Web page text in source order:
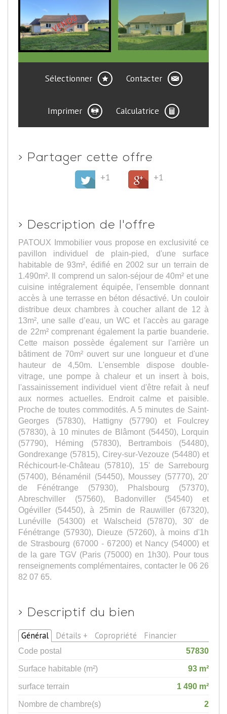
Sélectionner Contacter
Imprimer Calculatrice
> Partager cette offre
+1
+1
> Description de l'offre
PATOUX Immobilier vous propose en exclusivité ce
pavillon individuel de plain-pied, d'une surface
habitable de 93m², édifié en 2002 sur un terrain de
1.490m². Il comprend un salon-séjour de 40m² et une
cuisine intégralement équipée, l'ensemble donnant
accès à une terrasse en béton désactivé. Un couloir
distribue deux chambres à coucher allant de 12 à
13m², une salle d’eau, un WC et l'accès au garage
de 22m² comprenant également la partie buanderie.
Cette maison possède également sur l'arrière un
bâtiment de 70m² ouvert sur une longueur et d'une
hauteur de 4,50m. L'ensemble dispose double-
vitrage, une pompe à chaleur et un insert à bois,
l'assainissement individuel vient d'être refait à neuf
aux normes actuelles. Endroit calme et paisible.
Proche de toutes commodités. A 5 minutes de Saint-
Georges (57830), Hattigny (57790) et Foulcrey
(57830), à 10 minutes de Blâmont (54450), Lorquin
(57790), Héming (57830), Bertrambois (54480),
Gondrexange (57815), Cirey-sur-Vezouze (54480) et
Réchicourt-le-Château (57810), 15' de Sarrebourg
(57400), Bénaménil (54450), Moussey (57770), 20'
de Fénétrange (57930), Phalsbourg (57370),
Abreschviller (57560), Badonviller (54540) et
Ogéviller (54450), à 25min de Rauwiller (67320),
Lunéville (54300) et Walscheid (57870), 30' de
Fénétrange (57930), Dieuze (57260), à moins d'1h
de Strasbourg (67000 - 67200) et Nancy (54000) et
de la gare TGV (Paris (75000) en 1h30). Pour tous
renseignements complémentaires, contacter le 06 26
82 07 65.
> Descriptif du bien
Général Détails + Copropriété Financier
Code postal
57830
Surface habitable (m²)
93 m²
surface terrain
1 490 m²
Nombre de chambre(s)
2